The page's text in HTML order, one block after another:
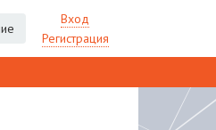
Вход
Регистрация